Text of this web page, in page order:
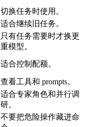
切换任务时使用。
适合继续旧任务。
只有任务需要时才换更
重模型。
适合控制配额。
查看工具和 prompts。
适合专家角色和并行调
研。
不要把危险操作藏进命